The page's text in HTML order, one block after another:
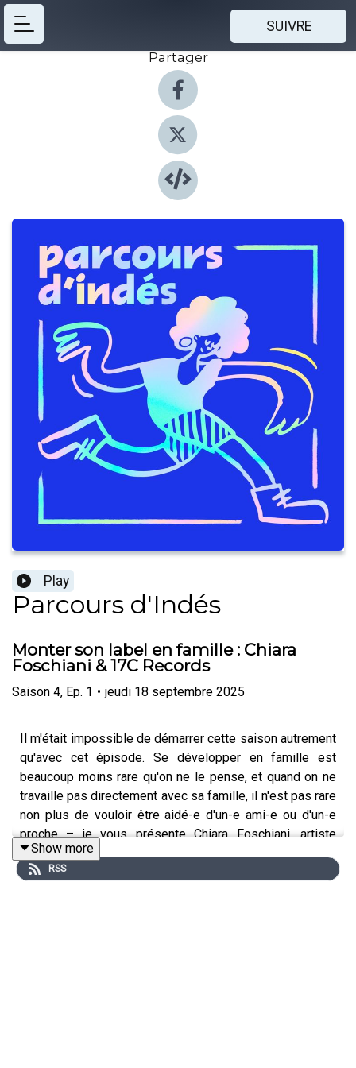
SUIVRE
Partager
Play
Parcours d'Indés
Monter son label en famille : Chiara
Foschiani & 17C Records
Saison 4, Ep. 1 • jeudi 18 septembre 2025
Il m'était impossible de démarrer cette saison autrement
qu'avec cet épisode. Se développer en famille est
beaucoup moins rare qu'on ne le pense, et quand on ne
travaille pas directement avec sa famille, il n'est pas rare
non plus de vouloir être aidé-e d'un-e ami-e ou d'un-e
proche – je vous présente Chiara Foschiani, artiste
indépendante qui a fondé avec sa famille le label 17C
Records, aujourd'hui géré par Frédérique Lenfant,
Show more
RSS